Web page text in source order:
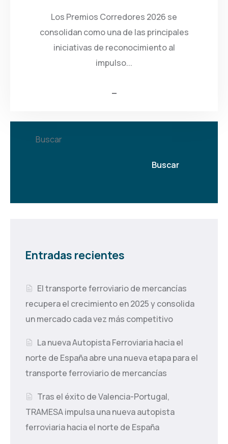
Los Premios Corredores 2026 se
consolidan como una de las principales
iniciativas de reconocimiento al
impulso...
Buscar
Buscar
Entradas recientes
El transporte ferroviario de mercancías
recupera el crecimiento en 2025 y consolida
un mercado cada vez más competitivo
La nueva Autopista Ferroviaria hacia el
norte de España abre una nueva etapa para el
transporte ferroviario de mercancías
Tras el éxito de Valencia-Portugal,
TRAMESA impulsa una nueva autopista
ferroviaria hacia el norte de España